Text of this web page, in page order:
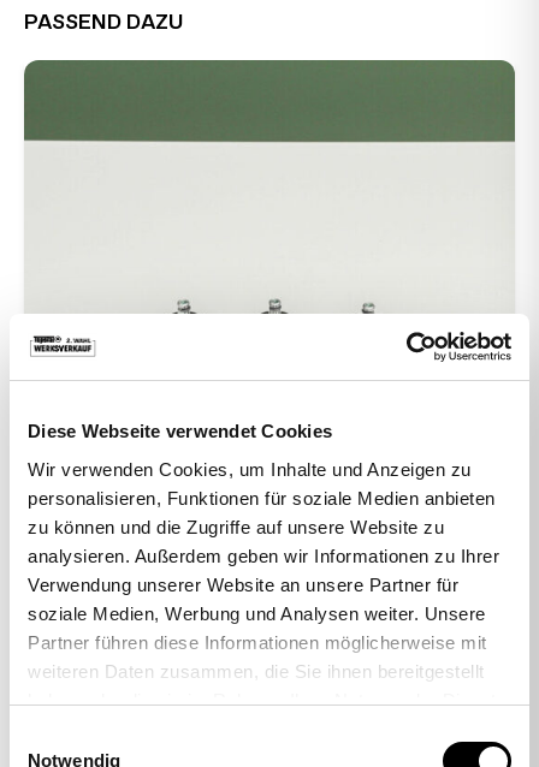
Diese Webseite verwendet Cookies
Wir verwenden Cookies, um Inhalte und Anzeigen zu
personalisieren, Funktionen für soziale Medien anbieten
zu können und die Zugriffe auf unsere Website zu
analysieren. Außerdem geben wir Informationen zu Ihrer
Verwendung unserer Website an unsere Partner für
soziale Medien, Werbung und Analysen weiter. Unsere
Partner führen diese Informationen möglicherweise mit
weiteren Daten zusammen, die Sie ihnen bereitgestellt
haben oder die sie im Rahmen Ihrer Nutzung der Dienste
Notwendig
PASSEND DAZU
-48%
6988 | 5 Fußgleiter Kunststoff
10mm-Stift
24,90 €12,90 €